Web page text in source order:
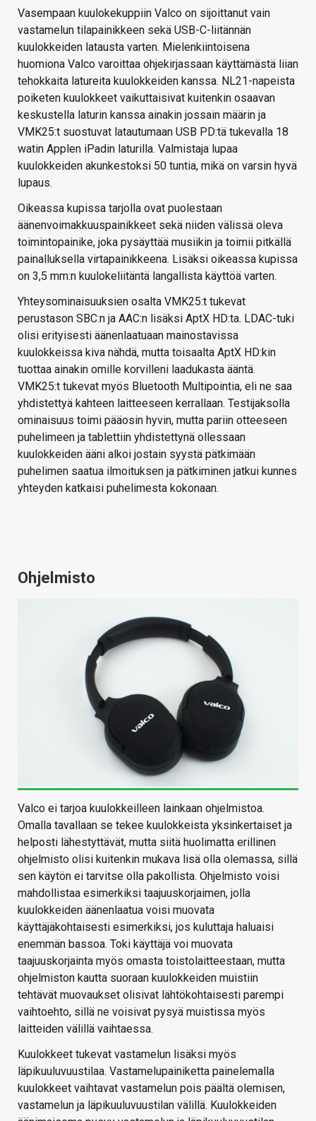
Vasempaan kuulokekuppiin Valco on sijoittanut vain
vastamelun tilapainikkeen sekä USB-C-liitännän
kuulokkeiden latausta varten. Mielenkiintoisena
huomiona Valco varoittaa ohjekirjassaan käyttämästä liian
tehokkaita latureita kuulokkeiden kanssa. NL21-napeista
poiketen kuulokkeet vaikuttaisivat kuitenkin osaavan
keskustella laturin kanssa ainakin jossain määrin ja
VMK25:t suostuvat latautumaan USB PD:tä tukevalla 18
watin Applen iPadin laturilla. Valmistaja lupaa
kuulokkeiden akunkestoksi 50 tuntia, mikä on varsin hyvä
lupaus.
Oikeassa kupissa tarjolla ovat puolestaan
äänenvoimakkuuspainikkeet sekä niiden välissä oleva
toimintopainike, joka pysäyttää musiikin ja toimii pitkällä
painalluksella virtapainikkeena. Lisäksi oikeassa kupissa
on 3,5 mm:n kuulokeliitäntä langallista käyttöä varten.
Yhteysominaisuuksien osalta VMK25:t tukevat
perustason SBC:n ja AAC:n lisäksi AptX HD:ta. LDAC-tuki
olisi erityisesti äänenlaatuaan mainostavissa
kuulokkeissa kiva nähdä, mutta toisaalta AptX HD:kin
tuottaa ainakin omille korvilleni laadukasta ääntä.
VMK25:t tukevat myös Bluetooth Multipointia, eli ne saa
yhdistettyä kahteen laitteeseen kerrallaan. Testijaksolla
ominaisuus toimi pääosin hyvin, mutta pariin otteeseen
puhelimeen ja tablettiin yhdistettynä ollessaan
kuulokkeiden ääni alkoi jostain syystä pätkimään
puhelimen saatua ilmoituksen ja pätkiminen jatkui kunnes
yhteyden katkaisi puhelimesta kokonaan.
Ohjelmisto
Valco ei tarjoa kuulokkeilleen lainkaan ohjelmistoa.
Omalla tavallaan se tekee kuulokkeista yksinkertaiset ja
helposti lähestyttävät, mutta siitä huolimatta erillinen
ohjelmisto olisi kuitenkin mukava lisä olla olemassa, sillä
sen käytön ei tarvitse olla pakollista. Ohjelmisto voisi
mahdollistaa esimerkiksi taajuuskorjaimen, jolla
kuulokkeiden äänenlaatua voisi muovata
käyttäjäkohtaisesti esimerkiksi, jos kuluttaja haluaisi
enemmän bassoa. Toki käyttäjä voi muovata
taajuuskorjainta myös omasta toistolaitteestaan, mutta
ohjelmiston kautta suoraan kuulokkeiden muistiin
tehtävät muovaukset olisivat lähtökohtaisesti parempi
vaihtoehto, sillä ne voisivat pysyä muistissa myös
laitteiden välillä vaihtaessa.
Kuulokkeet tukevat vastamelun lisäksi myös
läpikuuluvuustilaa. Vastamelupainiketta painelemalla
kuulokkeet vaihtavat vastamelun pois päältä olemisen,
vastamelun ja läpikuuluvuustilan välillä. Kuulokkeiden